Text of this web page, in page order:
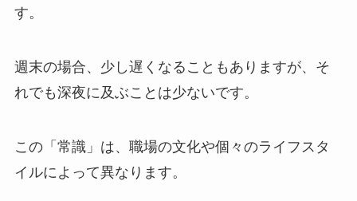
す。
週末の場合、少し遅くなることもありますが、そ
れでも深夜に及ぶことは少ないです。
この「常識」は、職場の文化や個々のライフスタ
イルによって異なります。